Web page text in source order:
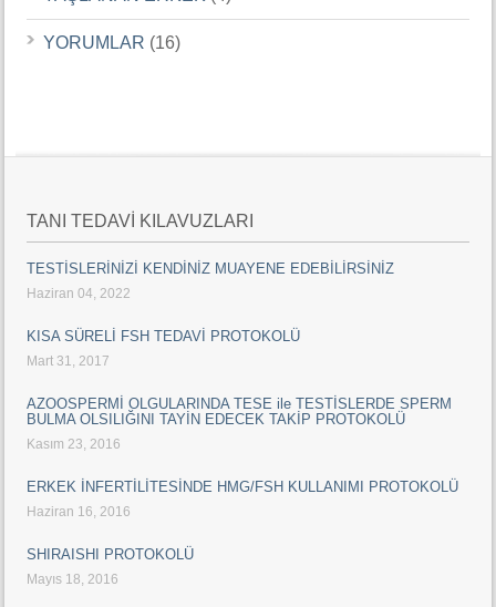
YORUMLAR (16)
TANI TEDAVİ KILAVUZLARI
TESTİSLERİNİZİ KENDİNİZ MUAYENE EDEBİLİRSİNİZ
Haziran 04, 2022
KISA SÜRELİ FSH TEDAVİ PROTOKOLÜ
Mart 31, 2017
AZOOSPERMİ OLGULARINDA TESE ile TESTİSLERDE SPERM
BULMA OLSILIĞINI TAYİN EDECEK TAKİP PROTOKOLÜ
Kasım 23, 2016
ERKEK İNFERTİLİTESİNDE HMG/FSH KULLANIMI PROTOKOLÜ
Haziran 16, 2016
SHIRAISHI PROTOKOLÜ
Mayıs 18, 2016